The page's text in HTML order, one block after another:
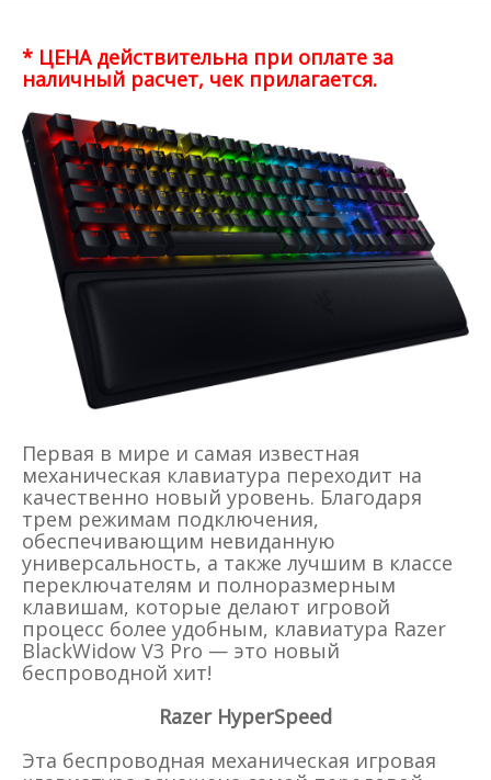
* ЦЕНА действительна при оплате за
наличный расчет, чек прилагается.
Первая в мире и самая известная
механическая клавиатура переходит на
качественно новый уровень. Благодаря
трем режимам подключения,
обеспечивающим невиданную
универсальность, а также лучшим в классе
переключателям и полноразмерным
клавишам, которые делают игровой
процесс более удобным, клавиатура Razer
BlackWidow V3 Pro — это новый
беспроводной хит!
Razer HyperSpeed
Эта беспроводная механическая игровая